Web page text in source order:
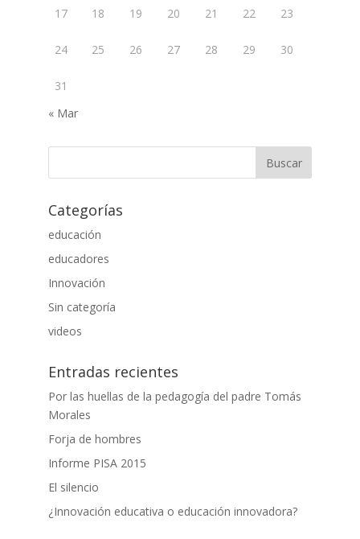
17 18 19 20 21 22 23
24 25 26 27 28 29 30
31
« Mar
Categorías
educación
educadores
Innovación
Sin categoría
videos
Entradas recientes
Por las huellas de la pedagogía del padre Tomás
Morales
Forja de hombres
Informe PISA 2015
El silencio
¿Innovación educativa o educación innovadora?